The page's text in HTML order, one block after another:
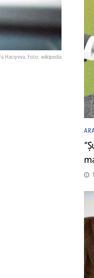
Hacıyeva. Foto: wikipedia